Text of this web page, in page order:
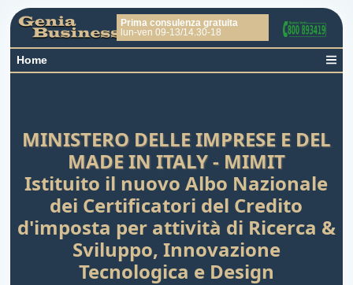
Prima consulenza gratuita
lun-ven 09-13/14.30-18
Home
MINISTERO DELLE IMPRESE E DEL
MADE IN ITALY - MIMIT
Istituito il nuovo Albo Nazionale
dei Certificatori del Credito
d'imposta per attività di Ricerca &
Sviluppo, Innovazione
Tecnologica e Design